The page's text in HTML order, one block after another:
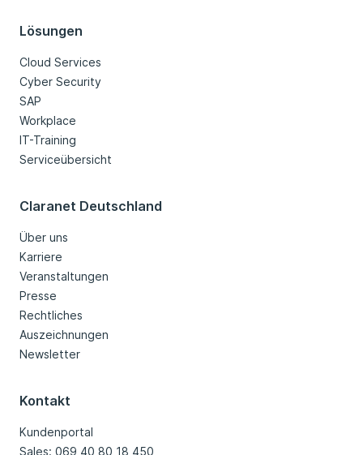
Lösungen
Cloud Services
Cyber Security
SAP
Workplace
IT-Training
Serviceübersicht
Claranet Deutschland
Über uns
Karriere
Veranstaltungen
Presse
Rechtliches
Auszeichnungen
Newsletter
Kontakt
Kundenportal
Sales: 069 40 80 18 450